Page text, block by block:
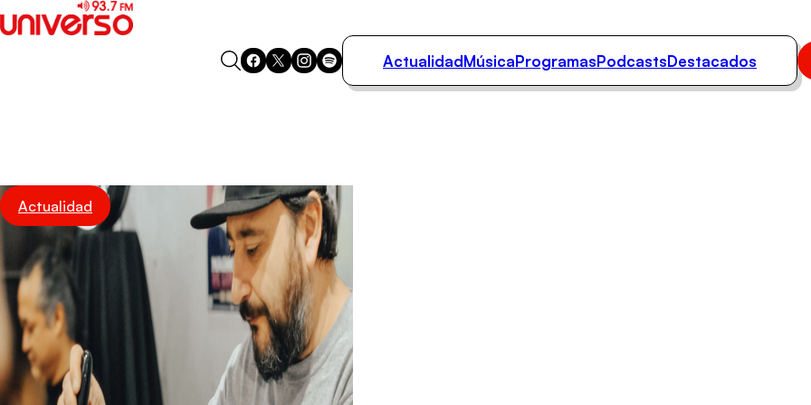
Podcasts
Destacados
ActualidadMúsicaProgramasPodcastsDestacados
Actualidad